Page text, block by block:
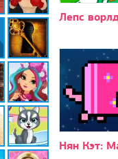
Лепс
Нян Кэт: